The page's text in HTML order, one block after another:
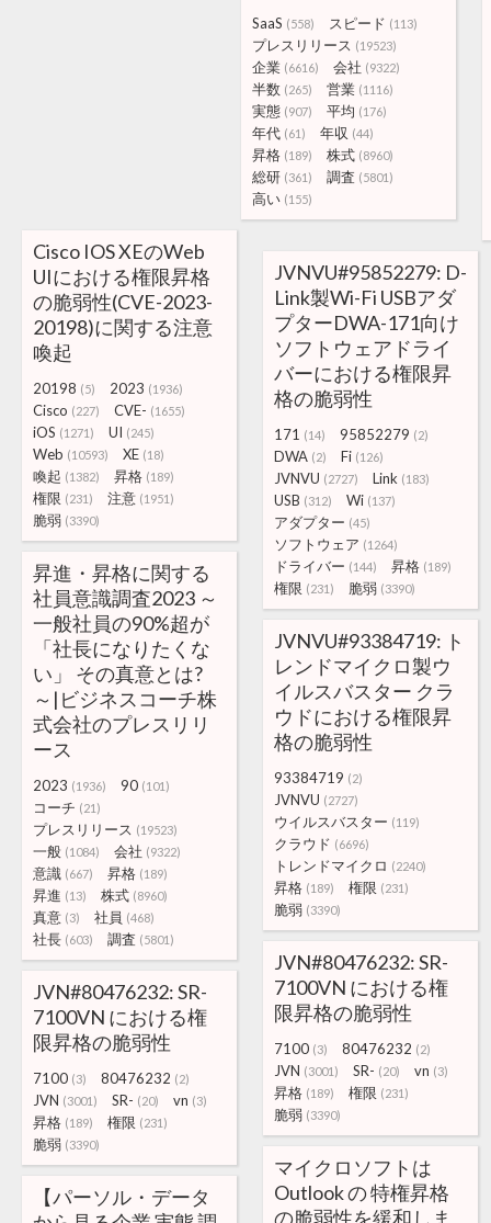
SaaS (558) スピード (113)
プレスリリース (19523)
企業 (6616) 会社 (9322)
半数 (265) 営業 (1116)
実態 (907) 平均 (176)
年代 (61) 年収 (44)
昇格 (189) 株式 (8960)
総研 (361) 調査 (5801)
高い (155)
Cisco IOS XEのWeb
UIにおける権限昇格
の脆弱性(CVE-2023-
20198)に関する注意
喚起
20198 (5) 2023 (1936)
Cisco (227) CVE- (1655)
iOS (1271) UI (245)
Web (10593) XE (18)
喚起 (1382) 昇格 (189)
権限 (231) 注意 (1951)
脆弱 (3390)
JVNVU#95852279: D-
Link製Wi-Fi USBアダ
プターDWA-171向け
ソフトウェアドライ
バーにおける権限昇
格の脆弱性
171 (14) 95852279 (2)
DWA (2) Fi (126)
JVNVU (2727) Link (183)
USB (312) Wi (137)
アダプター (45)
ソフトウェア (1264)
ドライバー (144) 昇格 (189)
権限 (231) 脆弱 (3390)
昇進・昇格に関する
社員意識調査2023 ～
一般社員の90%超が
「社長になりたくな
い」 その真意とは?
～|ビジネスコーチ株
式会社のプレスリリ
ース
2023 (1936) 90 (101)
コーチ (21)
プレスリリース (19523)
一般 (1084) 会社 (9322)
意識 (667) 昇格 (189)
昇進 (13) 株式 (8960)
真意 (3) 社員 (468)
社長 (603) 調査 (5801)
JVNVU#93384719: ト
レンドマイクロ製ウ
イルスバスター クラ
ウドにおける権限昇
格の脆弱性
93384719 (2)
JVNVU (2727)
ウイルスバスター (119)
クラウド (6696)
トレンドマイクロ (2240)
昇格 (189) 権限 (231)
脆弱 (3390)
JVN#80476232: SR-
7100VN における権
限昇格の脆弱性
7100 (3) 80476232 (2)
JVN (3001) SR- (20) vn (3)
昇格 (189) 権限 (231)
脆弱 (3390)
JVN#80476232: SR-
7100VN における権
限昇格の脆弱性
7100 (3) 80476232 (2)
JVN (3001) SR- (20) vn (3)
昇格 (189) 権限 (231)
脆弱 (3390)
マイクロソフトは
Outlook の 特権昇格
の脆弱性を緩和しま
【パーソル・データ